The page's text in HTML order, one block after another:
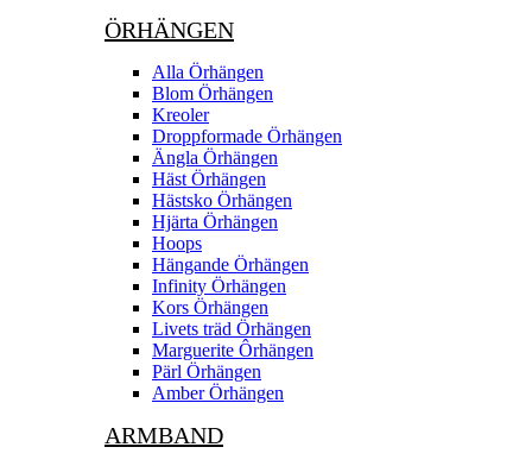
ÖRHÄNGEN
Alla Örhängen
Blom Örhängen
Kreoler
Droppformade Örhängen
Ängla Örhängen
Häst Örhängen
Hästsko Örhängen
Hjärta Örhängen
Hoops
Hängande Örhängen
Infinity Örhängen
Kors Örhängen
Livets träd Örhängen
Marguerite Ôrhängen
Pärl Örhängen
Amber Örhängen
ARMBAND